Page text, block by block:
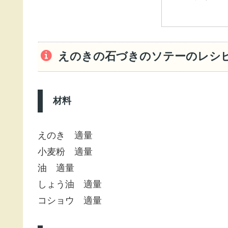
えのきの石づきのソテーのレシ
材料
えのき 適量
小麦粉 適量
油 適量
しょう油 適量
コショウ 適量